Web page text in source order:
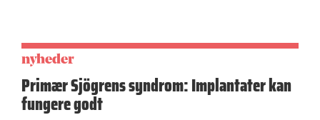
nyheder
Primær Sjögrens syndrom: Implantater kan
fungere godt